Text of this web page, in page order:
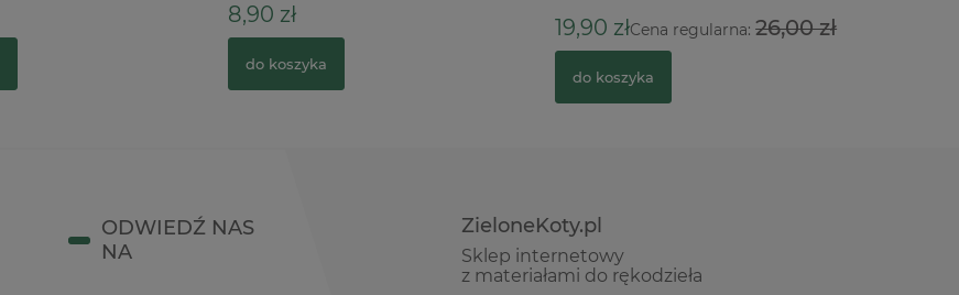
8,90 zł
do koszyka
19,90 złCena regularna:26,00 zł
do koszyka
ZieloneKoty.pl
Sklep internetowy
z materiałami do rękodzieła
ODWIEDŹ NAS
NA